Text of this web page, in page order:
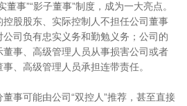
事”“影子董事”制度，成为一大亮点。
股股东、实际控制人不担任公司董事
司负有忠实义务和勤勉义务；公司的
事、高级管理人员从事损害公司或者
、高级管理人员承担连带责任。
事可能由公司“双控人”推荐，甚至直接